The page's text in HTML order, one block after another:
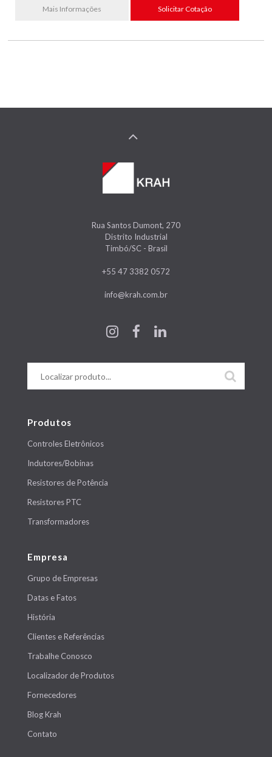
Mais Informações Solicitar Cotação
Rua Santos Dumont, 270
Distrito Industrial
Timbó/SC - Brasil
+55 47 3382 0572
info@krah.com.br
Produtos
Controles Eletrônicos
Indutores/Bobinas
Resistores de Potência
Resistores PTC
Transformadores
Empresa
Grupo de Empresas
Datas e Fatos
História
Clientes e Referências
Trabalhe Conosco
Localizador de Produtos
Fornecedores
Blog Krah
Contato